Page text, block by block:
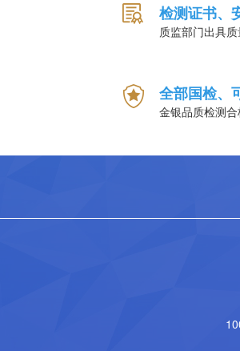
检测证书、
质监部门出具
全部国检、
金银品质检测